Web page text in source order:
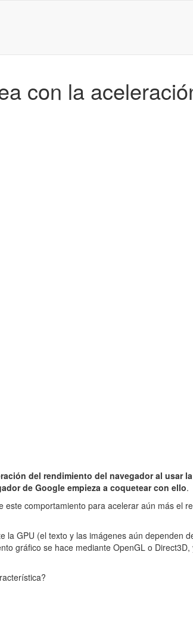
con la
del rendimiento del navegador al usar
de Google empieza a coquetear con ello.
comportamiento para acelerar aún más el
GPU (el texto y las imágenes aún dependen
gráfico se hace mediante OpenGL o